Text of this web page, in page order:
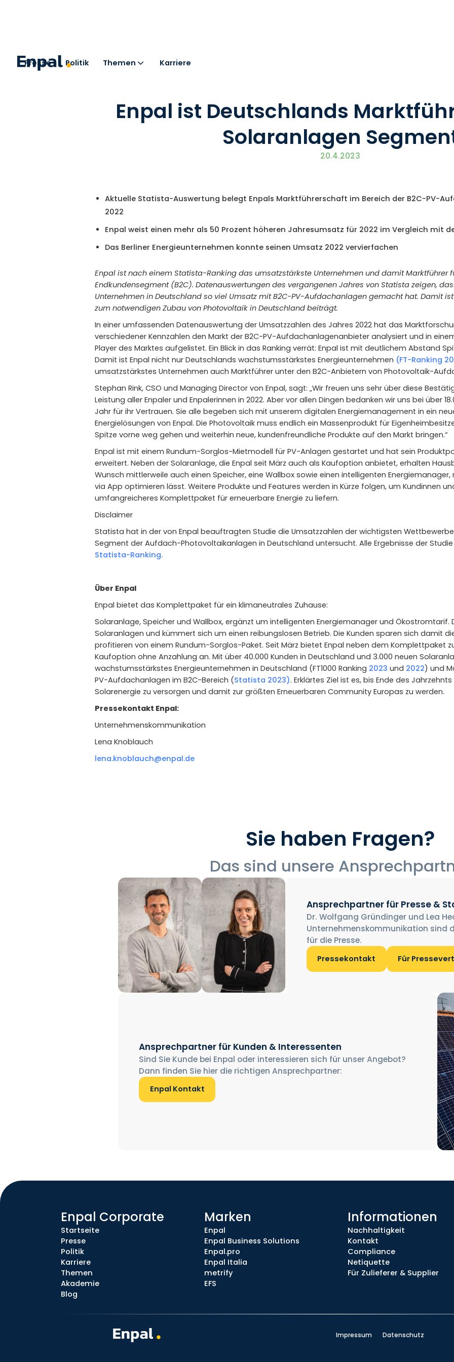
Presse Politik Themen Karriere
Enpal ist Deutschlands
Solaranlagen
20.4.2023
Aktuelle Statista-Auswertung belegt Enpals Marktführerschaft im Bereich der B2C-PV-
2022
Enpal weist einen mehr als 50 Prozent höheren Jahresumsatz für 2022 im Vergleich mit
Das Berliner Energieunternehmen konnte seinen Umsatz 2022 vervierfachen
Enpal ist nach einem Statista-Ranking das umsatzstärkste Unternehmen und damit Marktführer
Endkundensegment (B2C). Datenauswertungen des vergangenen Jahres von Statista zeigen,
Unternehmen in Deutschland so viel Umsatz mit B2C-PV-Aufdachanlagen gemacht hat. Damit
zum notwendigen Zubau von Photovoltaik in Deutschland beiträgt.
In einer umfassenden Datenauswertung der Umsatzzahlen des Jahres 2022 hat das
verschiedener Kennzahlen den Markt der B2C-PV-Aufdachanlagenanbieter analysiert und in
Player des Marktes aufgelistet. Ein Blick in das Ranking verrät: Enpal ist mit deutlichem Abstand
Damit ist Enpal nicht nur Deutschlands wachstumsstärkstes Energieunternehmen (FT-Ranking
umsatzstärkstes Unternehmen auch Marktführer unter den B2C-Anbietern von Photovoltaik-
Stephan Rink, CSO und Managing Director von Enpal, sagt: „Wir freuen uns sehr über diese
Leistung aller Enpaler und Enpalerinnen in 2022. Aber vor allen Dingen bedanken wir uns bei über
Jahr für ihr Vertrauen. Sie alle begeben sich mit unserem digitalen Energiemanagement in ein
Energielösungen von Enpal. Die Photovoltaik muss endlich ein Massenprodukt für
Spitze vorne weg gehen und weiterhin neue, kundenfreundliche Produkte auf den Markt bringen.“
Enpal ist mit einem Rundum-Sorglos-Mietmodell für PV-Anlagen gestartet und hat sein
erweitert. Neben der Solaranlage, die Enpal seit März auch als Kaufoption anbietet, erhalten
Wunsch mittlerweile auch einen Speicher, eine Wallbox sowie einen intelligenten
via App optimieren lässt. Weitere Produkte und Features werden in Kürze folgen, um Kundinnen
umfangreicheres Komplettpaket für erneuerbare Energie zu liefern.
Disclaimer
Statista hat in der von Enpal beauftragten Studie die Umsatzzahlen der wichtigsten
Segment der Aufdach-Photovoltaikanlagen in Deutschland untersucht. Alle Ergebnisse der Studie
Statista-Ranking.
Über Enpal
Enpal bietet das Komplettpaket für ein klimaneutrales Zuhause:
Solaranlage, Speicher und Wallbox, ergänzt um intelligenten Energiemanager und Ökostromtarif.
Solaranlagen und kümmert sich um einen reibungslosen Betrieb. Die Kunden sparen sich damit
profitieren von einem Rundum-Sorglos-Paket. Seit März bietet Enpal neben dem Komplettpaket
Kaufoption ohne Anzahlung an. Mit über 40.000 Kunden in Deutschland und 3.000 neuen
wachstumsstärkstes Energieunternehmen in Deutschland (FT1000 Ranking 2023 und 2022) und
PV-Aufdachanlagen im B2C-Bereich (Statista 2023). Erklärtes Ziel ist es, bis Ende des
Solarenergie zu versorgen und damit zur größten Erneuerbaren Community Europas zu werden.
Pressekontakt Enpal:
Unternehmenskommunikation
Lena Knoblauch
lena.knoblauch@enpal.de
Sie haben Fragen?
Das sind unsere
Ansprechpartner für Presse &
Dr. Wolfgang Gründinger und Lea
Unternehmenskommunikation sind
für die Presse.
Pressekontakt Für
Ansprechpartner für Kunden & Interessenten
Sind Sie Kunde bei Enpal oder interessieren sich für unser Angebot?
Dann finden Sie hier die richtigen Ansprechpartner:
Enpal Kontakt
Enpal Corporate
Startseite
Presse
Politik
Karriere
Themen
Akademie
Blog
Marken
Enpal
Enpal Business Solutions
Enpal.pro
Enpal Italia
metrify
EFS
Informationen
Nachhaltigkeit
Kontakt
Compliance
Netiquette
Für Zulieferer & Supplier
Impressum Datenschutz